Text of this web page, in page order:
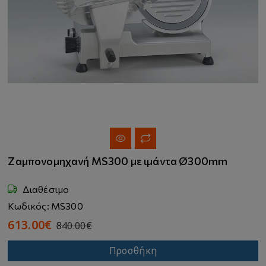
Ζαμπονομηχανή MS300 με ιμάντα Ø300mm
Διαθέσιμο
Κωδικός: MS300
613.00€ 840.00€
Προσθήκη